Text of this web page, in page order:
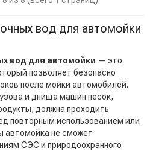
вод для автомойки
вод для автомойки — это
позволяет безопасно
после мойки автомобилей.
и днища машин песок,
должна проходить
повторным использованием или
автомойка не сможет
СЭС и природоохранного